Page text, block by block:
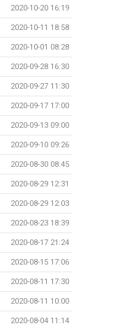
2020-10-20 16:19
2020-10-11 18:58
2020-10-01 08:28
2020-09-28 16:30
2020-09-27 11:30
2020-09-17 17:00
2020-09-13 09:00
2020-09-10 09:26
2020-08-30 08:45
2020-08-29 12:31
2020-08-29 12:03
2020-08-23 18:39
2020-08-17 21:24
2020-08-15 17:06
2020-08-11 17:30
2020-08-11 10:00
2020-08-04 11:14